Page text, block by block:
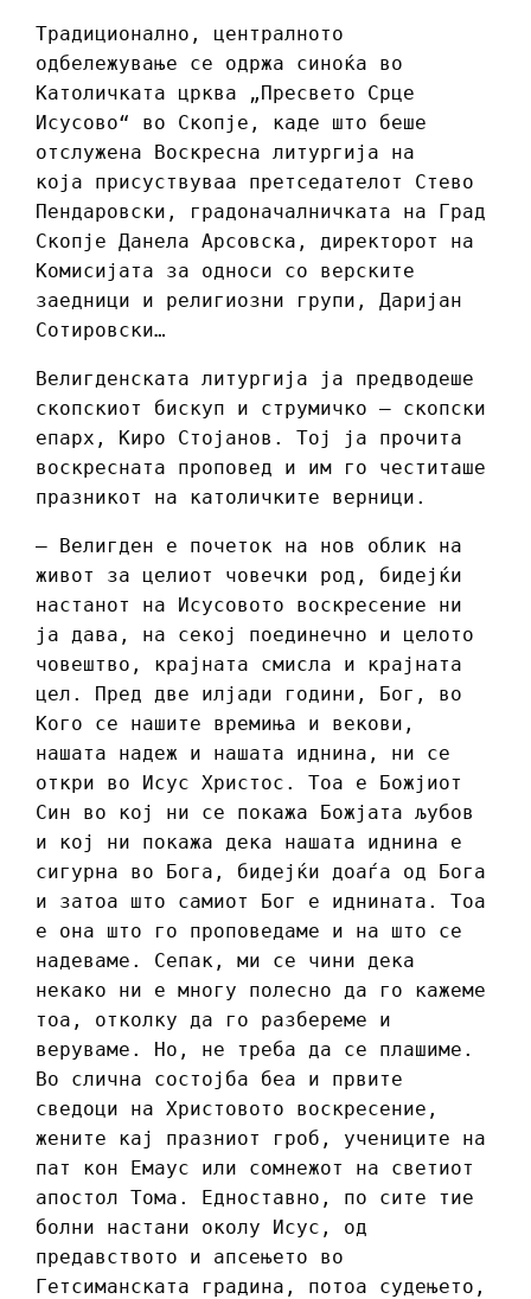
Традиционално, централното
одбележување се одржа синоќа во
Католичката црква „Пресвето Срце
Исусово“ во Скопје, каде што беше
отслужена Воскресна литургија на
која присуствуваа претседателот Стево
Пендаровски, градоначалничката на Град
Скопје Данела Арсовска, директорот на
Комисијата за односи со верските
заедници и религиозни групи, Даријан
Сотировски…
Велигденската литургија ја предводеше
скопскиот бискуп и струмичко – скопски
епарх, Киро Стојанов. Тој ја прочита
воскресната проповед и им го честиташе
празникот на католичките верници.
– Велигден е почеток на нов облик на
живот за целиот човечки род, бидејќи
настанот на Исусовото воскресение ни
ја дава, на секој поединечно и целото
човештво, крајната смисла и крајната
цел. Пред две илјади години, Бог, во
Кого се нашите времиња и векови,
нашата надеж и нашата иднина, ни се
откри во Исус Христос. Тоа е Божјиот
Син во кој ни се покажа Божјата љубов
и кој ни покажа дека нашата иднина е
сигурна во Бога, бидејќи доаѓа од Бога
и затоа што самиот Бог е иднината. Тоа
е она што го проповедаме и на што се
надеваме. Сепак, ми се чини дека
некако ни е многу полесно да го кажеме
тоа, отколку да го разбереме и
веруваме. Но, не треба да се плашиме.
Во слична состојба беа и првите
сведоци на Христовото воскресение,
жените кај празниот гроб, учениците на
пат кон Емаус или сомнежот на светиот
апостол Тома. Едноставно, по сите тие
болни настани околу Исус, од
предавството и апсењето во
Гетсиманската градина, потоа судењето,